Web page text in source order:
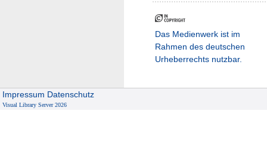
Das Medienwerk ist im
Rahmen des deutschen
Urheberrechts nutzbar.
Impressum Datenschutz
Visual Library Server 2026